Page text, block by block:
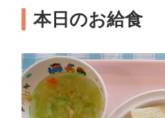
本日のお給食